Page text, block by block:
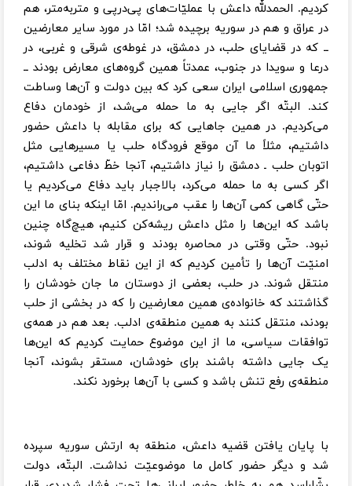
کردیم. الحمدللّه داعش با عملیّات‌های پی‌درپی و متربه‌متر، هم
در عراق و هم در سوریه برچیده شد؛ امّا در مورد سایر معارضین
ــ که در قضایای حلب، در دمشق، در غوطه‌ی شرقی و غربی، در
درعا و سویدا در جنوب، عمدتاً همین گروه‌های معارض بودند ــ
جمهوری اسلامی ایران سعی کرد که بین دولت و آن‌ها وساطت
کند. البتّه اگر جایی به ما حمله می‌شد، از خودمان دفاع
می‌کردیم. در همین جاهایی که برای مقابله با داعش حضور
داشتیم، مثلاً ما آن موقع فرودگاه حلب یا مسیرهایی مثل
اتوبان حلب ـ دمشق را نیاز داشتیم، آنجا خطّ دفاعی داشتیم،
اگر کسی به ما حمله می‌کرد، بالاجبار باید دفاع می‌کردیم یا
حتّی گاهی کمی آن‌ها را عقب می‌راندیم. امّا اینکه بنای ما این
باشد که این‌ها را مثل داعش ریشه‌کن کنیم، هیچ‌گاه چنین
نبود. حتّی وقتی در محاصره بودند و قرار شد تخلیه شوند،
امنیّت آن‌ها را تأمین کردیم که از این نقاط مختلف به ادلب
منتقل شوند. در حلب، بعضی از دوستان ما جان خودشان را
گذاشتند که خانواده‌ی همین معارضین را که در بخشی از حلب
بودند، منتقل کنند به همین منطقه‌ی ادلب. بعد هم در همه‌ی
توافقات سیاسی، ما از این موضوع حمایت کردیم که این‌ها
یک جایی داشته باشند برای خودشان، مستقر بشوند، آنجا
منطقه‌ی رفع تنش باشد و کسی با آن‌ها برخورد نکند.
با پایان یافتن قضیه داعش، منطقه به ارتش سوریه سپرده
شد و دیگر حضور کامل ما موضوعیّت نداشت. البتّه، دولت